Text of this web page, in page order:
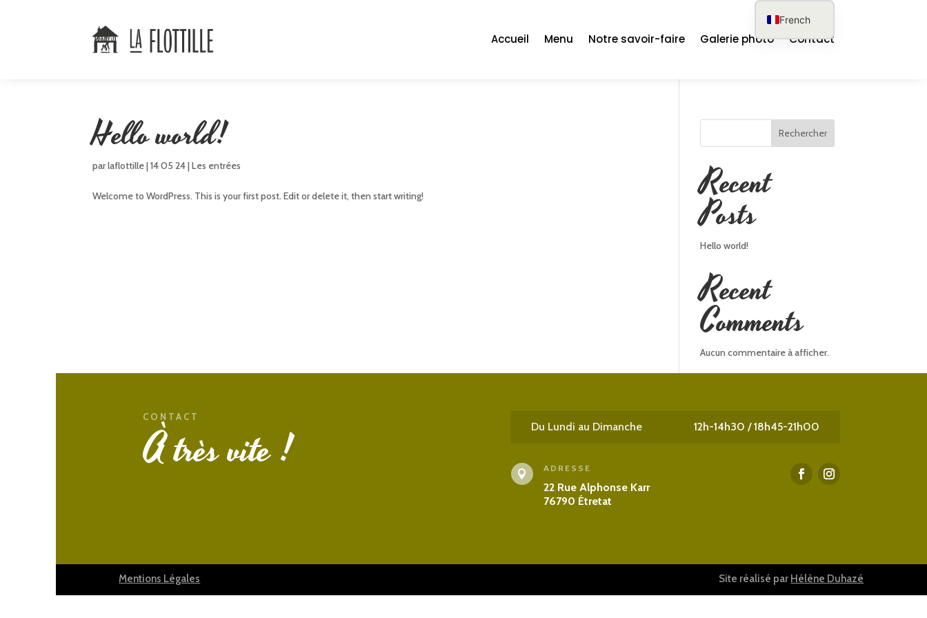
Accueil Menu Notre savoir-faire Galerie photo Contact
Hello world!
parlaflottille|14 05 24|Les entrées
Welcome to WordPress. This is your first post. Edit or delete it, then start writing!
Rechercher
Recent
Posts
Hello world!
Recent
Comments
Aucun commentaire à afficher.
CONTACT
À très vite ! Du Lundi au Dimanche 12h-14h30 / 18h45-21h00

ADRESSE
22 Rue Alphonse Karr
76790 Étretat
Mentions Légales Site réalisé par Hélène Duhazé
French
English